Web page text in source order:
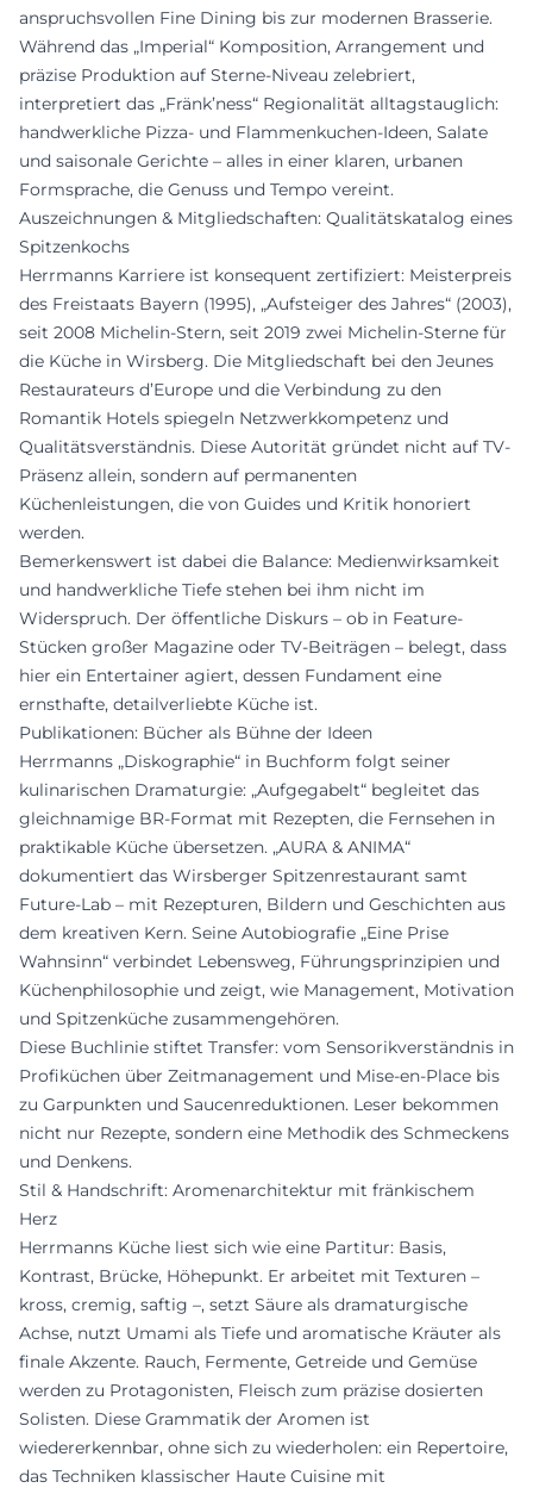
anspruchsvollen Fine Dining bis zur modernen Brasserie.
Während das „Imperial“ Komposition, Arrangement und
präzise Produktion auf Sterne-Niveau zelebriert,
interpretiert das „Fränk’ness“ Regionalität alltagstauglich:
handwerkliche Pizza- und Flammenkuchen-Ideen, Salate
und saisonale Gerichte – alles in einer klaren, urbanen
Formsprache, die Genuss und Tempo vereint.
Auszeichnungen & Mitgliedschaften: Qualitätskatalog eines
Spitzenkochs
Herrmanns Karriere ist konsequent zertifiziert: Meisterpreis
des Freistaats Bayern (1995), „Aufsteiger des Jahres“ (2003),
seit 2008 Michelin-Stern, seit 2019 zwei Michelin-Sterne für
die Küche in Wirsberg. Die Mitgliedschaft bei den Jeunes
Restaurateurs d’Europe und die Verbindung zu den
Romantik Hotels spiegeln Netzwerkkompetenz und
Qualitätsverständnis. Diese Autorität gründet nicht auf TV-
Präsenz allein, sondern auf permanenten
Küchenleistungen, die von Guides und Kritik honoriert
werden.
Bemerkenswert ist dabei die Balance: Medienwirksamkeit
und handwerkliche Tiefe stehen bei ihm nicht im
Widerspruch. Der öffentliche Diskurs – ob in Feature-
Stücken großer Magazine oder TV-Beiträgen – belegt, dass
hier ein Entertainer agiert, dessen Fundament eine
ernsthafte, detailverliebte Küche ist.
Publikationen: Bücher als Bühne der Ideen
Herrmanns „Diskographie“ in Buchform folgt seiner
kulinarischen Dramaturgie: „Aufgegabelt“ begleitet das
gleichnamige BR-Format mit Rezepten, die Fernsehen in
praktikable Küche übersetzen. „AURA & ANIMA“
dokumentiert das Wirsberger Spitzenrestaurant samt
Future-Lab – mit Rezepturen, Bildern und Geschichten aus
dem kreativen Kern. Seine Autobiografie „Eine Prise
Wahnsinn“ verbindet Lebensweg, Führungsprinzipien und
Küchenphilosophie und zeigt, wie Management, Motivation
und Spitzenküche zusammengehören.
Diese Buchlinie stiftet Transfer: vom Sensorikverständnis in
Profiküchen über Zeitmanagement und Mise-en-Place bis
zu Garpunkten und Saucenreduktionen. Leser bekommen
nicht nur Rezepte, sondern eine Methodik des Schmeckens
und Denkens.
Stil & Handschrift: Aromenarchitektur mit fränkischem
Herz
Herrmanns Küche liest sich wie eine Partitur: Basis,
Kontrast, Brücke, Höhepunkt. Er arbeitet mit Texturen –
kross, cremig, saftig –, setzt Säure als dramaturgische
Achse, nutzt Umami als Tiefe und aromatische Kräuter als
finale Akzente. Rauch, Fermente, Getreide und Gemüse
werden zu Protagonisten, Fleisch zum präzise dosierten
Solisten. Diese Grammatik der Aromen ist
wiedererkennbar, ohne sich zu wiederholen: ein Repertoire,
das Techniken klassischer Haute Cuisine mit